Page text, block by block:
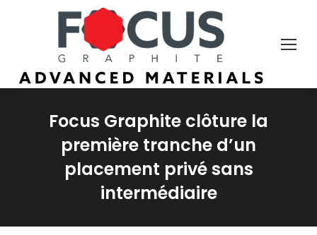
Focus Graphite clôture la
première tranche d’un
placement privé sans
intermédiaire